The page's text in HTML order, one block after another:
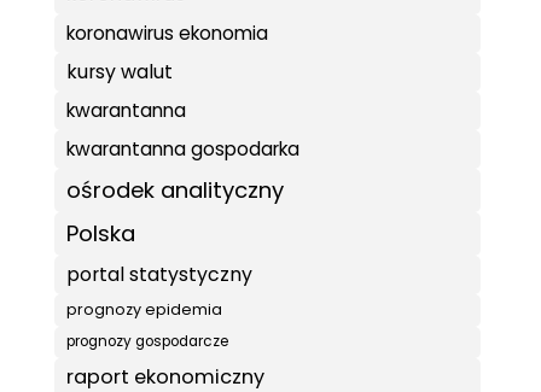
koronawirus ekonomia
kursy walut
kwarantanna
kwarantanna gospodarka
ośrodek analityczny
Polska
portal statystyczny
prognozy epidemia
prognozy gospodarcze
raport ekonomiczny